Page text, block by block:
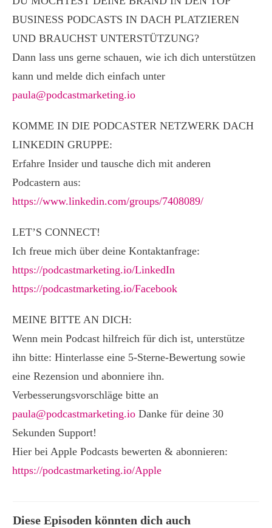
BUSINESS PODCASTS IN DACH PLATZIEREN
UND BRAUCHST UNTERSTÜTZUNG?
Dann lass uns gerne schauen, wie ich dich unterstützen
kann und melde dich einfach unter
paula@podcastmarketing.io
KOMME IN DIE PODCASTER NETZWERK DACH
LINKEDIN GRUPPE:
Erfahre Insider und tausche dich mit anderen
Podcastern aus:
https://www.linkedin.com/groups/7408089/
LET’S CONNECT!
Ich freue mich über deine Kontaktanfrage:
https://podcastmarketing.io/LinkedIn
https://podcastmarketing.io/Facebook
MEINE BITTE AN DICH:
Wenn mein Podcast hilfreich für dich ist, unterstütze
ihn bitte: Hinterlasse eine 5-Sterne-Bewertung sowie
eine Rezension und abonniere ihn.
Verbesserungsvorschläge bitte an
paula@podcastmarketing.io Danke für deine 30
Sekunden Support!
Hier bei Apple Podcasts bewerten & abonnieren:
https://podcastmarketing.io/Apple
Diese Episoden könnten dich auch